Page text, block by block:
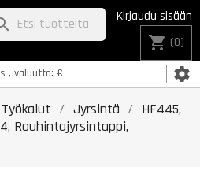
, valuutta: € settings
Kirjaudu sisään
shopping_cart (0)
Jyrsintä
HF445,
Rouhintajyrsintappi,